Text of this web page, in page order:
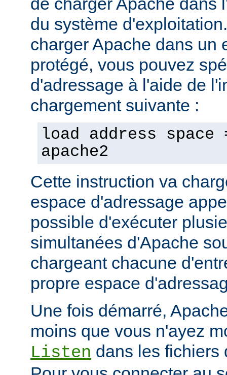
du système
charger Apache dans un
protégé, vous pouvez
d'adressage à l'aide de
chargement suivante :
load address space
apache2
Cette instruction va
espace d'adressage
possible d'exécuter
simultanées d'Apache
chargeant chacune
propre espace
Une fois démarré,
moins que vous n'ayez
Listen dans les fichiers